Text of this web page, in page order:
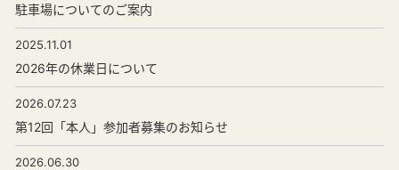
駐車場についてのご案内
2025.11.01
2026年の休業日について
2026.07.23
第12回「本人」参加者募集のお知らせ
2026.06.30